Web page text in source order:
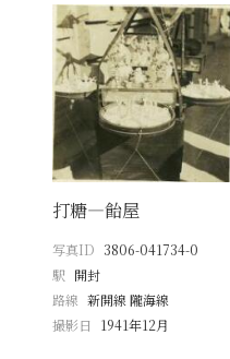
打糖―飴屋
写真ID 3806-041734-0
駅 開封
路線 新開線 隴海線
撮影日
1941年12月